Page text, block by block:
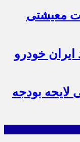
99 وضعیت معیشتی
ایران خودرو
بودجه